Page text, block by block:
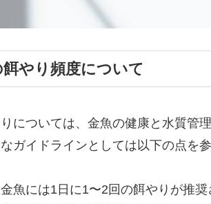
やり頻度について
については、金魚の健康と水質管
ガイドラインとしては以下の点を
魚には1日に1〜2回の餌やりが推